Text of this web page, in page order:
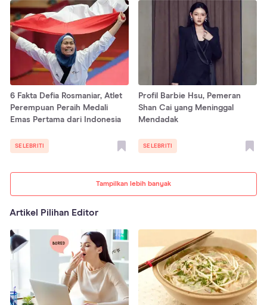
Tampilkan lebih banyak
6 Fakta Defia Rosmaniar, Atlet
Perempuan Peraih Medali
Emas Pertama dari Indonesia
SELEBRITI
Profil Barbie Hsu, Pemeran
Shan Cai yang Meninggal
Mendadak
SELEBRITI
Artikel Pilihan Editor